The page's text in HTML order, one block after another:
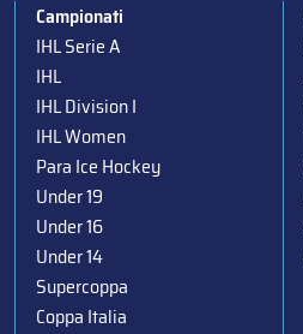
Campionati
IHL Serie A
IHL
IHL Division I
IHL Women
Para Ice Hockey
Under 19
Under 16
Under 14
Supercoppa
Coppa Italia